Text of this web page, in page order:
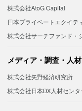
株式会社AtoG Capital
日本プライベートエクイテ
株式会社サーチファンド・
メディア・調査・人材
株式会社矢野経済研究所
株式会社日本DX人材センタ